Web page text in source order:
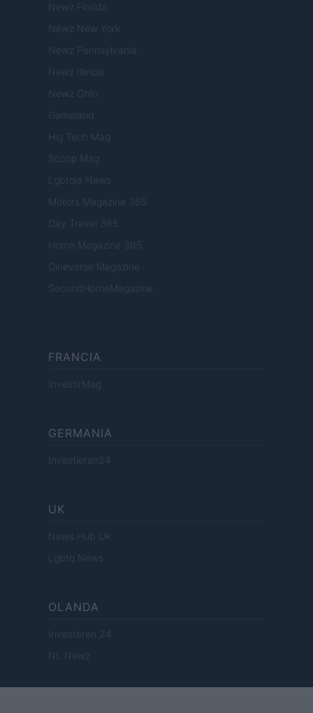
Newz Florida
Newz New York
Newz Pennsylvania
Newz Illinois
Newz Ohio
Gameland
Hig Tech Mag
Scoop Mag
Lgbtqia News
Motors Magazine 365
Day Travel 365
Home Magazine 365
Cineverse Magazine
SecondHomeMagazine
FRANCIA
InvestirMag
GERMANIA
Investieren24
UK
News Hub UK
Lgbtq News
OLANDA
Investeren 24
NL Newz